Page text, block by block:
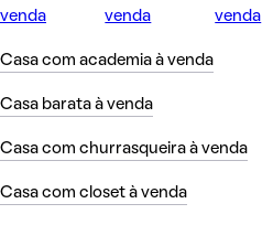
venda
venda
venda
Casa com academia à venda
Casa barata à venda
Casa com churrasqueira à venda
Casa com closet à venda